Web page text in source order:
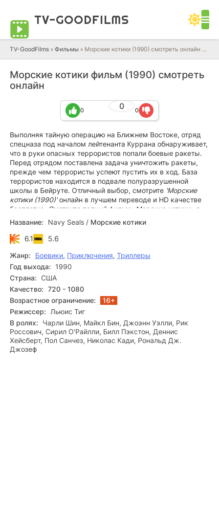
TV-GOODFILMS
TV-GoodFilms » Фильмы » Морские котики (1990) смотреть онлайн фильм в HD качестве 720 - 1080 бесплатно
Морские котики фильм (1990) смотреть
онлайн
0
0 0
Выполняя тайную операцию на Ближнем Востоке, отряд
спецназа под началом лейтенанта Куррана обнаруживает,
что в руки опасных террористов попали боевые ракеты.
Перед отрядом поставлена задача уничтожить ракеты,
прежде чем террористы успеют пустить их в ход. База
террористов находится в подвале полуразрушенной
школы в Бейруте. Отличный выбор, смотрите 'Морские
котики (1990)'онлайн в лучшем переводе и HD качестве
бесплатно.
Смотрите полный фильм «Морские котики» в
разрешении Full HD 1080p, с русской озвучкой, бесплатно
и на любом гаджете.
Название: Navy Seals / Морские котики
6.1 5.6
Жанр: Боевики, Приключения, Триллеры
Год выхода:
1990
Страна: США
Качество: 720 - 1080
Возрастное ограничение:
16+
Режиссер:
Льюис Тиг
В ролях:
Чарли Шин, Майкл Бин, Джоэнн Уэлли, Рик
Россович, Сирил О'Райлли, Билл Пэкстон, Деннис
Хейсберт, Пол Санчез, Николас Кади, Рональд Дж.
Джозеф